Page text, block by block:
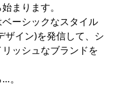
まります。
ーシックなスタイル
イン)を発信して、シ
ッシュなブランドを
。